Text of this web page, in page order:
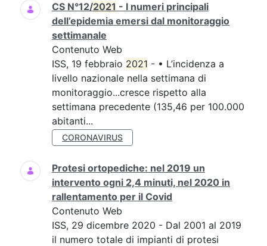
CS N°12/2021 - I numeri principali
dell’epidemia emersi dal monitoraggio
settimanale
Contenuto Web
ISS, 19 febbraio 2021 - • L’incidenza a
livello nazionale nella settimana di
monitoraggio...cresce rispetto alla
settimana precedente (135,46 per 100.000
abitanti...
CORONAVIRUS
Protesi ortopediche: nel 2019 un
intervento ogni 2,4 minuti, nel 2020 in
rallentamento per il Covid
Contenuto Web
ISS, 29 dicembre 2020 - Dal 2001 al 2019
il numero totale di impianti di protesi